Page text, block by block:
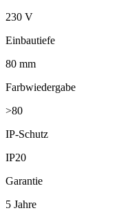
230 V
Einbautiefe
80 mm
Farbwiedergabe
>80
IP-Schutz
IP20
Garantie
5 Jahre